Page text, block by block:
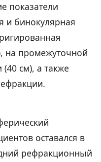
показатели
и бинокулярная
на промежуточной
см), а также
оставался в
рефракционный